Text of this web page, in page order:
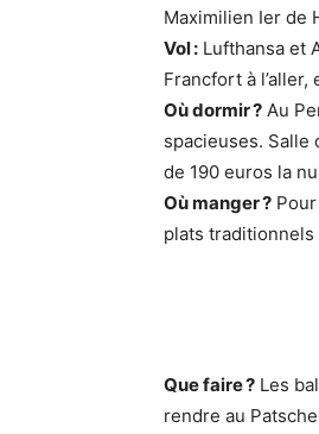
Maximilien Ier de
Vol : Lufthansa et
Francfort à
Où dormir ? Au
spacieuses. Salle
de 190 euros la
Où manger ?
plats
Que faire ? Les
rendre au